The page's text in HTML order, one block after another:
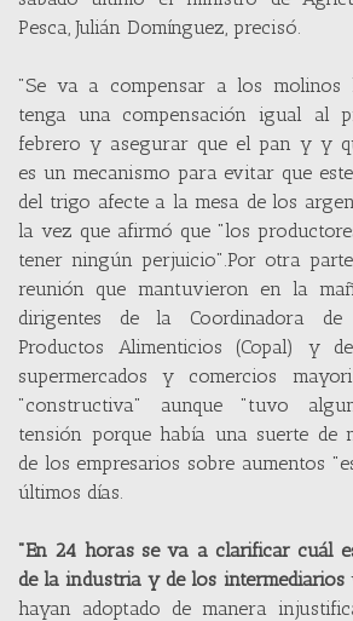
Pesca, Julián Domínguez, precisó.
"Se va a compensar a los molinos
tenga una compensación igual al
febrero y asegurar que el pan y y
es un mecanismo para evitar que
del trigo afecte a la mesa de los
la vez que afirmó que "los
tener ningún perjuicio".Por otra
reunión que mantuvieron en la
dirigentes de la Coordinadora
Productos Alimenticios (Copal) y
supermercados y comercios
"constructiva" aunque "tuvo
tensión porque había una suerte de
de los empresarios sobre aumentos
últimos días.
"En 24 horas se va a clarificar cuál
de la industria y de los intermediarios
hayan adoptado de manera